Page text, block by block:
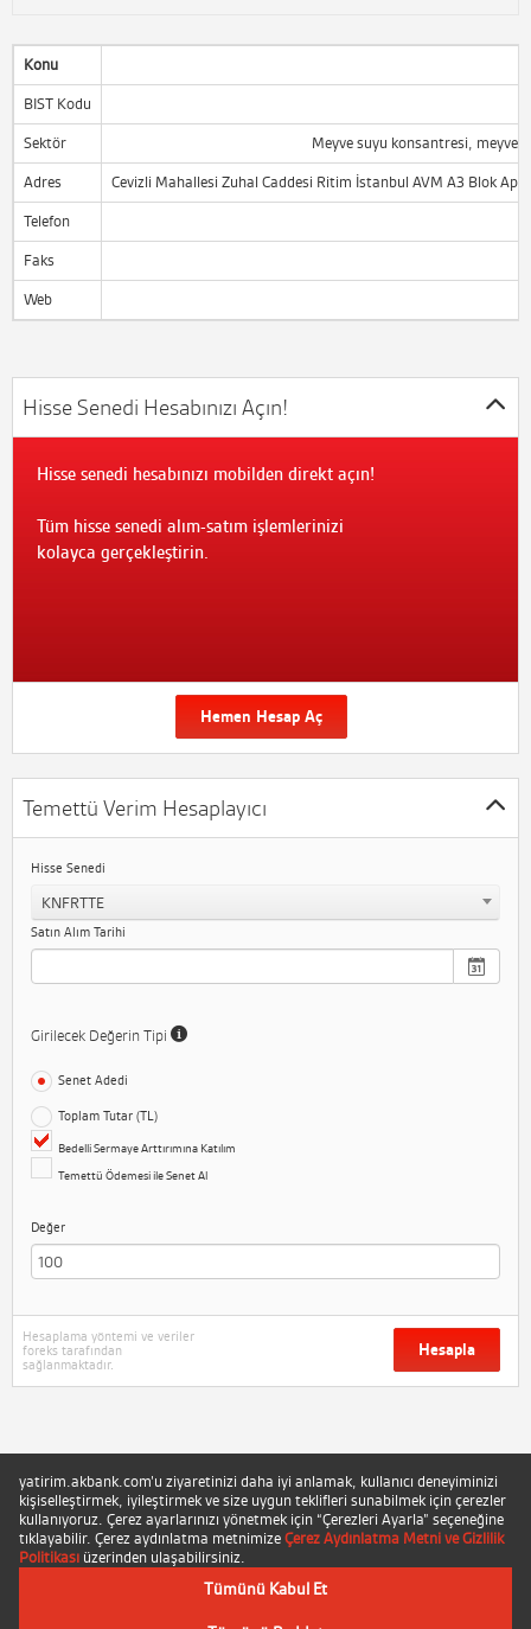
Konu
BIST Kodu
Sektör Meyve suyu konsantresi, meyve
Adres Cevizli Mahallesi Zuhal Caddesi Ritim İstanbul AVM A3 Blok
Telefon
Faks
Web
Hisse Senedi Hesabınızı Açın!
Hisse senedi hesabınızı mobilden direkt açın!
Tüm hisse senedi alım-satım işlemlerinizi
kolayca gerçekleştirin.
Hemen Hesap Aç
Temettü Verim Hesaplayıcı
Hisse Senedi
KNFRTTE
Satın Alım Tarihi
Girilecek Değerin Tipi
Senet Adedi
Toplam Tutar (TL)
Bedelli Sermaye Arttırımına Katılım
Temettü Ödemesi ile Senet Al
Değer
Hesaplama yöntemi ve veriler
foreks tarafından
sağlanmaktadır.
Hesapla